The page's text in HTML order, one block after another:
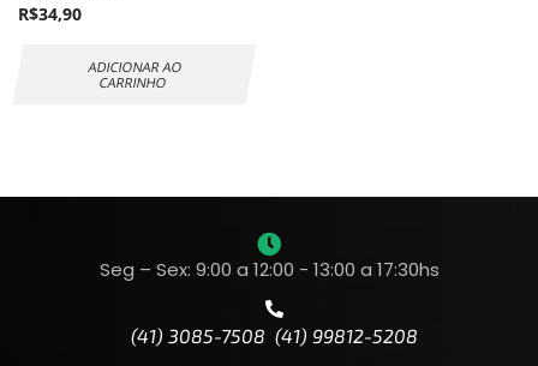
R$34,90
ADICIONAR AO
CARRINHO
Seg – Sex: 9:00 a 12:00 - 13:00 a 17:30hs
(41) 3085-7508 (41) 99812-5208